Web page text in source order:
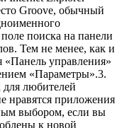
Groove, обычный
поиска на панели
Тем не менее, как и
«Панель управления»
«Параметры».3.
для любителей
нравятся приложения
выбором, если вы
к новой